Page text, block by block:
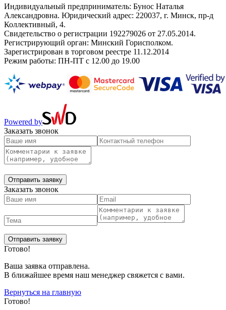
Индивидуальный предприниматель: Бунос Наталья
Александровна. Юридический адрес: 220037, г. Минск, пр-д
Коллективный, 4.
Свидетельство о регистрации 192279026 от 27.05.2014.
Регистрирующий орган: Минский Горисполком.
Зарегистрирован в торговом реестре 11.12.2014
Режим работы: ПН-ПТ с 12.00 до 19.00
Powered by
Заказать звонок
Заказать звонок
Готово!
Ваша заявка отправлена.
В ближайшее время наш менеджер свяжется с вами.
Вернуться на главную
Готово!